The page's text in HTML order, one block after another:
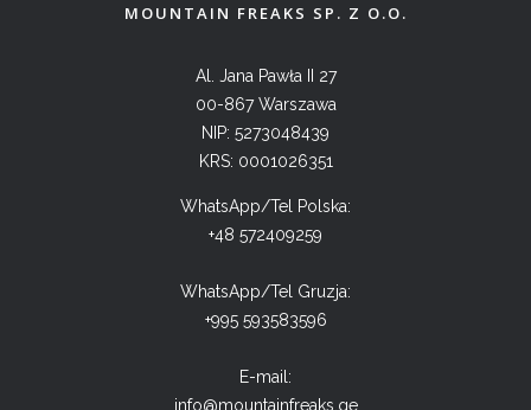
MOUNTAIN FREAKS SP. Z O.O.
Al. Jana Pawła II 27
00-867 Warszawa
NIP: 5273048439
KRS: 0001026351
WhatsApp/Tel Polska:
+48 572409259
WhatsApp/Tel Gruzja:
+995 593583596
E-mail:
info@mountainfreaks.ge